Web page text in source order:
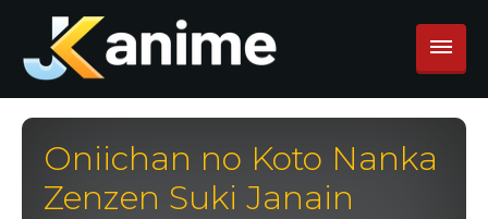
Oniichan no Koto Nanka
Zenzen Suki Janain